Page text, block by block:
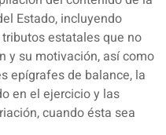
Estado, incluyendo
estatales que no
y su motivación, así como
epígrafes de balance, la
en el ejercicio y las
cuando ésta sea